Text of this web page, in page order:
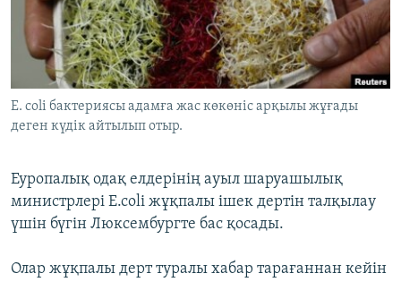
ЖАЗЫЛЫҢЫЗ
Басқа тілдерде
E. coli бактериясы адамға жас көкөніс арқылы жұғады
деген күдік айтылып отыр.
Еуропалық одақ елдерінің ауыл шаруашылық
министрлері E.coli жұқпалы ішек дертін талқылау
үшін бүгін Люксембургте бас қосады.
Олар жұқпалы дерт туралы хабар тарағаннан кейін